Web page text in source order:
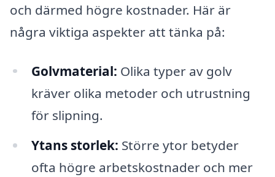
och därmed högre kostnader. Här är
några viktiga aspekter att tänka på:
Golvmaterial: Olika typer av golv
kräver olika metoder och utrustning
för slipning.
Ytans storlek: Större ytor betyder
ofta högre arbetskostnader och mer